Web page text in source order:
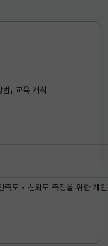
」 교육 개최
족도‧신뢰도 측정을 위한 개